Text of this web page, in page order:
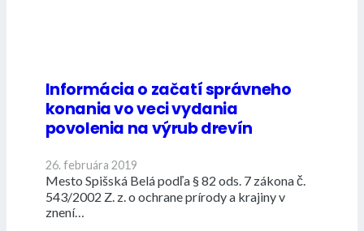
Informácia o začatí správneho
konania vo veci vydania
povolenia na výrub drevín
26. februára 2019
Mesto Spišská Belá podľa § 82 ods. 7 zákona č.
543/2002 Z. z. o ochrane prírody a krajiny v
znení…